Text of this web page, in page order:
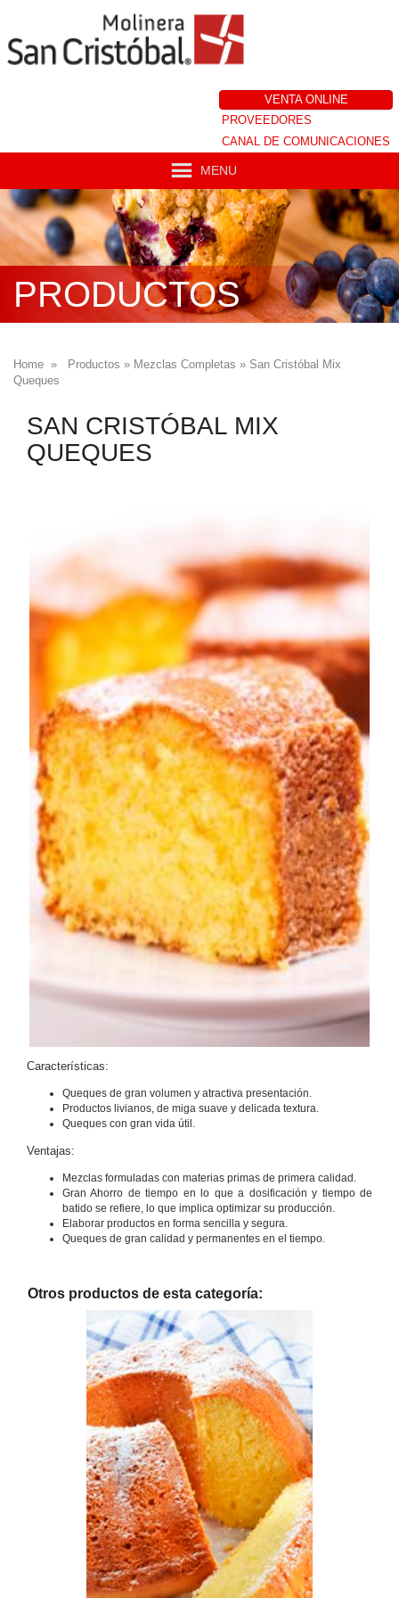
VENTA ONLINE
PROVEEDORES
CANAL DE COMUNICACIONES
MENU
PRODUCTOS
Home » Productos » Mezclas Completas » San Cristóbal Mix
Queques
SAN CRISTÓBAL MIX
QUEQUES
Características:
Queques de gran volumen y atractiva presentación.
Productos livianos, de miga suave y delicada textura.
Queques con gran vida útil.
Ventajas:
Mezclas formuladas con materias primas de primera calidad.
Gran Ahorro de tiempo en lo que a dosificación y tiempo de
batido se refiere, lo que implica optimizar su producción.
Elaborar productos en forma sencilla y segura.
Queques de gran calidad y permanentes en el tiempo.
Otros productos de esta categoría: